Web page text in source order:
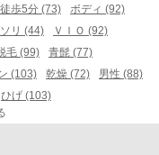
徒歩5分 (73)
ボディ (92)
リ (44)
ＶＩＯ (92)
毛 (99)
青髭 (77)
(103) 乾燥 (72)
男性 (88)
ひげ (103)